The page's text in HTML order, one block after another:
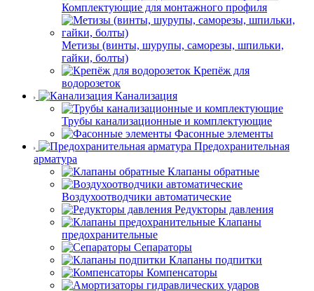
Комплектующие для монтажного профиля
Метизы (винты, шурупы, саморезы, шпильки,
гайки, болты)
Крепёж для
водорозеток
Канализация
Трубы канализационные и комплектующие
Фасонные элементы
Предохранительная
арматура
Клапаны обратные
Воздухоотводчики автоматические
Редукторы давления
Клапаны
предохранительные
Сепараторы
Клапаны подпитки
Компенсаторы